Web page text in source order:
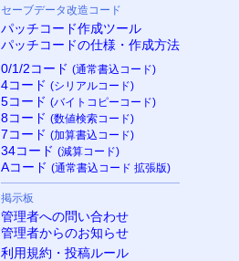
セーブデータ改造コード
パッチコード作成ツール
パッチコードの仕様・作成方法
0/1/2コード (通常書込コード)
4コード (シリアルコード)
5コード (バイトコピーコード)
8コード (数値検索コード)
7コード (加算書込コード)
34コード (減算コード)
Aコード (通常書込コード 拡張版)
掲示板
管理者への問い合わせ
管理者からのお知らせ
利用規約・投稿ルール